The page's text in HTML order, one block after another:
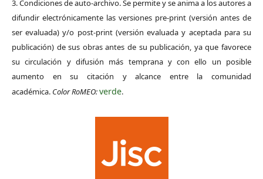
3. Condiciones de auto-archivo. Se permite y se anima a los autores a
difundir electrónicamente las versiones pre-print (versión antes de
ser evaluada) y/o post-print (versión evaluada y aceptada para su
publicación) de sus obras antes de su publicación, ya que favorece
su circulación y difusión más temprana y con ello un posible
aumento en su citación y alcance entre la comunidad
académica. Color RoMEO:verde.